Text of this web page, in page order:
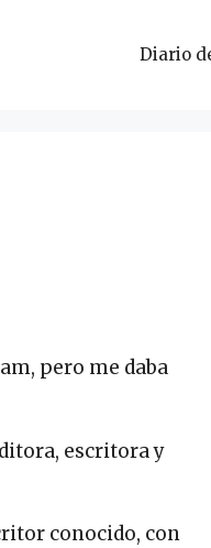
Diario
pero me daba
escritora y
conocido, con